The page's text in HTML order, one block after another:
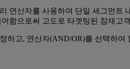
연산자를 사용하여 단일 세그먼트
함으로써 고도로 타겟팅된 잠재고
하고, 연산자(AND/OR)를 선택하